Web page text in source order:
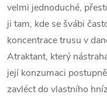
velmi jednoduché,
ji tam, kde se švábi
koncentrace trusu v
Atraktant, který
její konzumaci
zavléct do vlastního